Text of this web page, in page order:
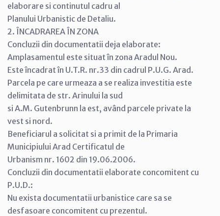
elaborare si continutul cadru al
Planului Urbanistic de Detaliu.
2. ÎNCADRAREA ÎN ZONA
Concluzii din documentatii deja elaborate:
Amplasamentul este situat în zona Aradul Nou.
Este încadrat în U.T.R. nr.33 din cadrul P.U.G. Arad.
Parcela pe care urmeaza a se realiza investitia este
delimitata de str. Arinului la sud
si A.M. Gutenbrunn la est, având parcele private la
vest si nord.
Beneficiarul a solicitat si a primit de la Primaria
Municipiului Arad Certificatul de
Urbanism nr. 1602 din 19.06.2006.
Concluzii din documentatii elaborate concomitent cu
P.U.D.:
Nu exista documentatii urbanistice care sa se
desfasoare concomitent cu prezentul.